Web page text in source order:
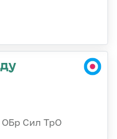
ОБр Сил ТрО